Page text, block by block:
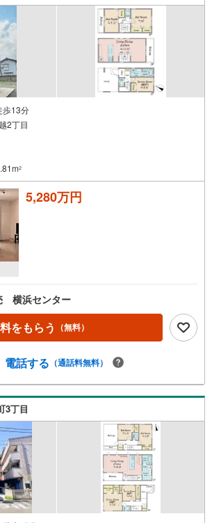
歩13分
2丁目
2
5,280万円
横浜センター
をもらう （無料）
電話する （通話料無料）
3丁目